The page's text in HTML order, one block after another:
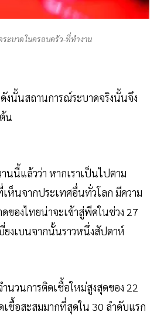
ระบาดในครอบครัว-ที่ทำงาน
ดังนั้นสถานการณ์ระบาดจริงนั้นจึง
น
นนี้แล้วว่า หากเราเป็นไปตาม
เห็นจากประเทศอื่นทั่วโลก มีความ
ของไทยน่าจะเข้าสู่พีคในช่วง 27
ยงเบนจากนั้นราวหนึ่งสัปดาห์
นวนการติดเชื้อใหม่สูงสุดของ 22
ชื้อสะสมมากที่สุดใน 30 ลำดับแรก